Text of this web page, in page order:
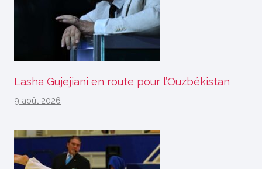
Lasha Gujejiani en route pour l’Ouzbékistan
9 août 2026